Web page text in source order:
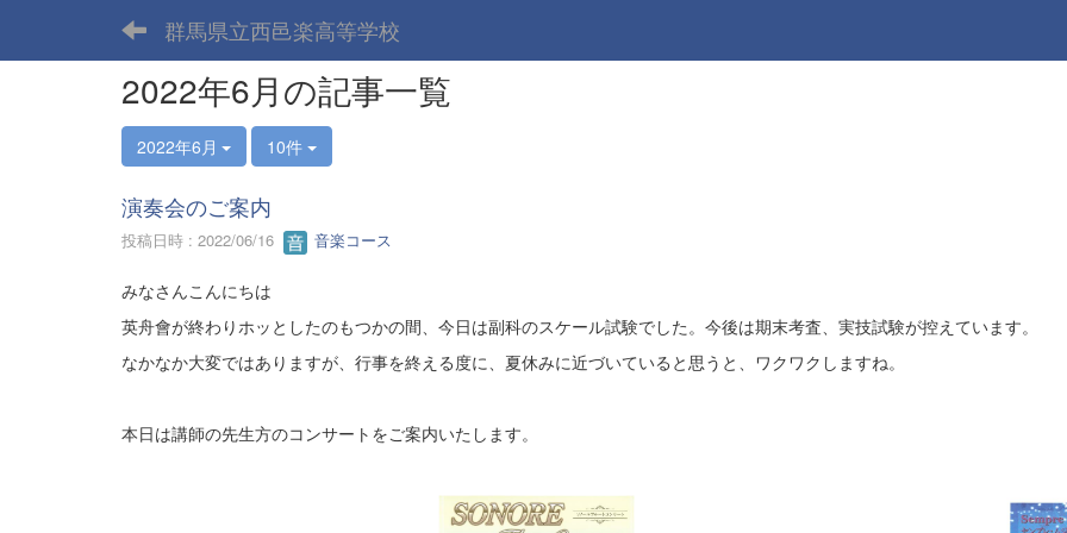
群馬県立西邑楽高等学校
2022年6月の記事一覧
2022年6月 10件
演奏会のご案内
投稿日時 : 2022/06/16 音楽コース
みなさんこんにちは
英舟會が終わりホッとしたのもつかの間、今日は副科のスケール試験でした。今後は期末考査、実技試験が控えています。
なかなか大変ではありますが、行事を終える度に、夏休みに近づいていると思うと、ワクワクしますね。
本日は講師の先生方のコンサートをご案内いたします。